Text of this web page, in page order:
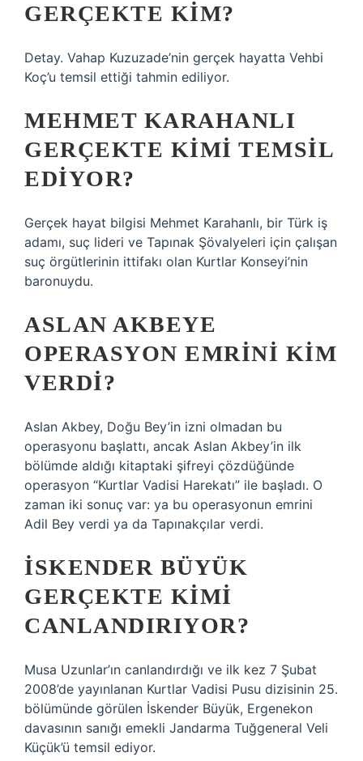
GERÇEKTE KIM?
Detay. Vahap Kuzuzade’nin gerçek hayatta Vehbi
Koç’u temsil ettiği tahmin ediliyor.
MEHMET KARAHANLI
GERÇEKTE KIMI TEMSIL
EDIYOR?
Gerçek hayat bilgisi Mehmet Karahanlı, bir Türk iş
adamı, suç lideri ve Tapınak Şövalyeleri için çalışan
suç örgütlerinin ittifakı olan Kurtlar Konseyi’nin
baronuydu.
ASLAN AKBEYE
OPERASYON EMRINI KIM
VERDI?
Aslan Akbey, Doğu Bey’in izni olmadan bu
operasyonu başlattı, ancak Aslan Akbey’in ilk
bölümde aldığı kitaptaki şifreyi çözdüğünde
operasyon “Kurtlar Vadisi Harekatı” ile başladı. O
zaman iki sonuç var: ya bu operasyonun emrini
Adil Bey verdi ya da Tapınakçılar verdi.
İSKENDER BÜYÜK
GERÇEKTE KIMI
CANLANDIRIYOR?
Musa Uzunlar’ın canlandırdığı ve ilk kez 7 Şubat
2008’de yayınlanan Kurtlar Vadisi Pusu dizisinin 25.
bölümünde görülen İskender Büyük, Ergenekon
davasının sanığı emekli Jandarma Tuğgeneral Veli
Küçük’ü temsil ediyor.